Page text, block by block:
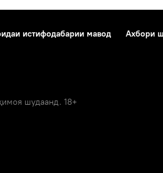
истифодабарии мавод Ахбори
шудаанд. 18+